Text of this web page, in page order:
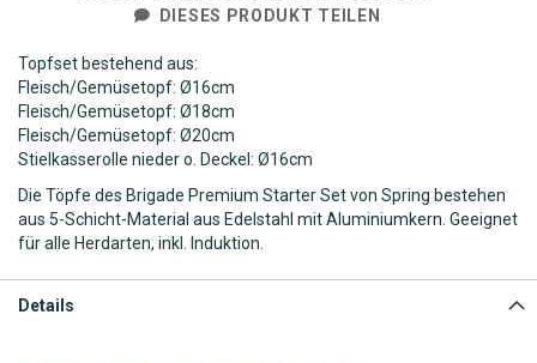
DIESES PRODUKT TEILEN
Topfset bestehend aus:
Fleisch/Gemüsetopf: Ø16cm
Fleisch/Gemüsetopf: Ø18cm
Fleisch/Gemüsetopf: Ø20cm
Stielkasserolle nieder o. Deckel: Ø16cm
Die Töpfe des Brigade Premium Starter Set von Spring bestehen
aus 5-Schicht-Material aus Edelstahl mit Aluminiumkern. Geeignet
für alle Herdarten, inkl. Induktion.
Details